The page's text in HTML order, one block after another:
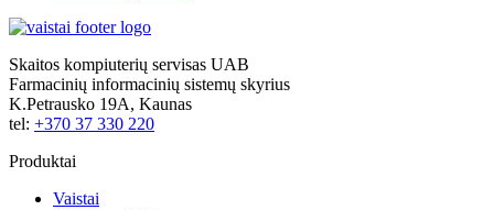
Skaitos kompiuterių servisas UAB
Farmacinių informacinių sistemų skyrius
K.Petrausko 19A, Kaunas
tel: +370 37 330 220
Produktai
Vaistai